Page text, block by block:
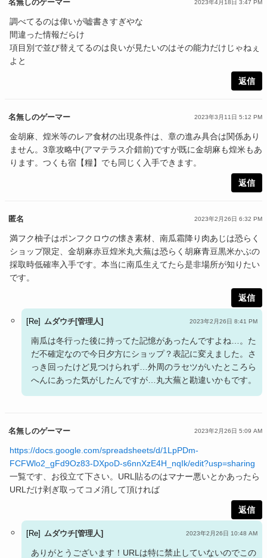
名無しのゲーマー 2023年4月18日 3:47 PM
調べてるのは偉いが嘘書きすぎやな
間違った情報だらけ
項目別で並び替えてるのは良いが見たいのはその能力だけじゃねぇ
よと
返信
名無しのゲーマー 2023年3月11日 5:12 PM
金胡麻、煌米等のレア食材の出現条件は、章の進み具合は関係あり
ません。3章攻略中(アマテラス介錯前)ですが既に金胡麻も煌米もあ
ります。つくも宿【糧】でも同じく入手できます。
返信
匿名 2023年2月26日 6:32 PM
満フク柚子はポンフクロウの懐き素材、南瓜霜降り肉あじは恐らく
ショップ限定、金胡麻赤豆煌米丸大蕪は恐らく胡麻青豆黒米かぶの
採取時低確率入手です。本当に南瓜生えてたら是非場所が知りたい
です。
返信
ムダウチ[管理人] 2023年2月26日 8:41 PM
南瓜は冬行った後に持ってた記憶があったんですよね…。た
だ不確定なので今日夕方にショップ？表記に変えました。さ
っき回ったけど見つけられず…外周のラセツがいたところら
へんにあった気がしたんですが…丸大蕪と勘違いかもです。
名無しのゲーマー 2023年2月26日 5:09 AM
https://docs.google.com/spreadsheets/d/1LpPDm-
FCFWlo2_gFd9Oz83-DXpoD-s6nnXzE4H_nqIk/edit?usp=sharing
一覧です、お役立て下さい。URL貼るのはマナー悪いとかあったら
URLだけ剥ぎ取ってコメ消して頂ければ
返信
ムダウチ[管理人] 2023年2月26日 10:48 AM
ありがとうございます！URLは特に禁止していないのでこの